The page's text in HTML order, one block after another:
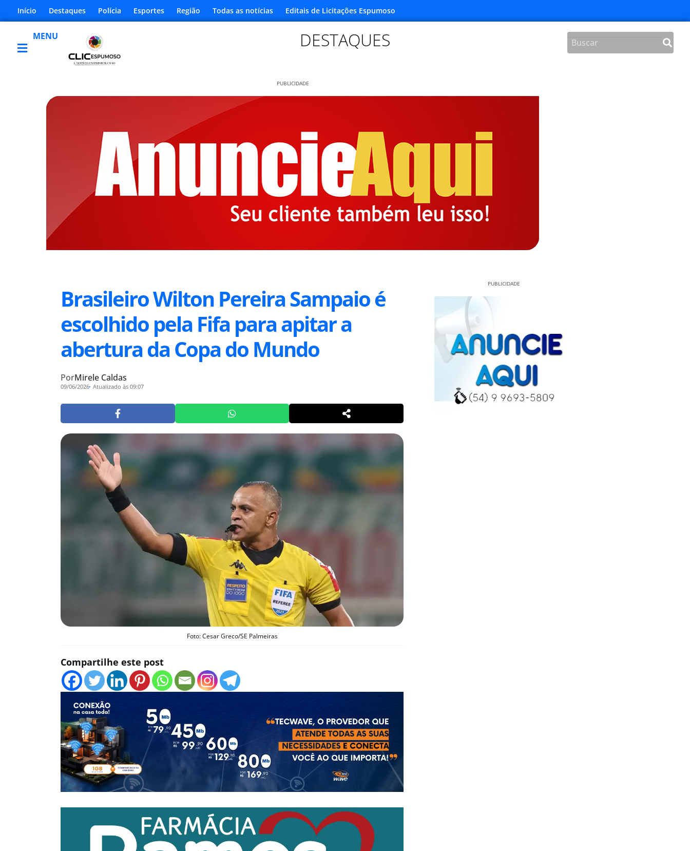
Início Destaques Polícia Esportes Região Todas as notícias Editais de Licitações Espumoso
MENU DESTAQUES
PUBLICIDADE
Brasileiro Wilton Pereira Sampaio é
escolhido pela Fifa para apitar a
abertura da Copa do Mundo
PorMirele Caldas
09/06/2026 Atualizado às 09:07
Foto: Cesar Greco/SE Palmeiras
Compartilhe este post
PUBLICIDADE